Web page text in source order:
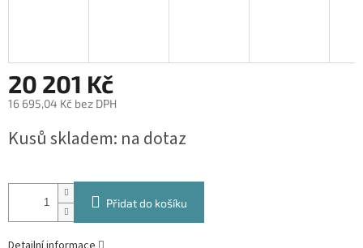
20 201 Kč
16 695,04 Kč bez DPH
cena:
Kusů skladem: na dotaz
Přidat do košíku